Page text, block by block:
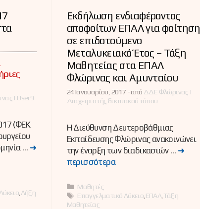
| User9
(ΦΕΚ
… ➜
Λήξη
Εκδήλωση ενδιαφέροντος
αποφοίτων ΕΠΑΛ για φοίτηση
σε επιδοτούμενο
Μεταλυκειακό Έτος – Τάξη
Μαθητείας στα ΕΠΑΛ
Φλώρινας και Αμυνταίου
24 Ιανουαρίου, 2017 -από ΔΔΕ Φλώρινας |
Διαχειριστής δικτυακού τόπου
Η Διεύθυνση Δευτεροβάθμιας
Εκπαίδευσης Φλώρινας ανακοινώνει
την έναρξη των διαδικασιών … ➜
περισσότερα
Κατηγορίες
Μαθητές
Ετικέτες
Επαγγελματικό Λύκειο ΕΠΑΛ Τάξη
Μαθητείας